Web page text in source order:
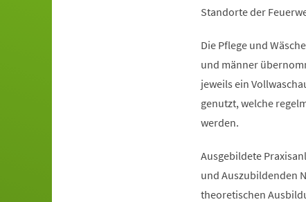
Standorte der
Die Pflege und
und männer
jeweils ein
genutzt, welche
werden.
Ausgebildete
und Auszubildenden
theoretischen